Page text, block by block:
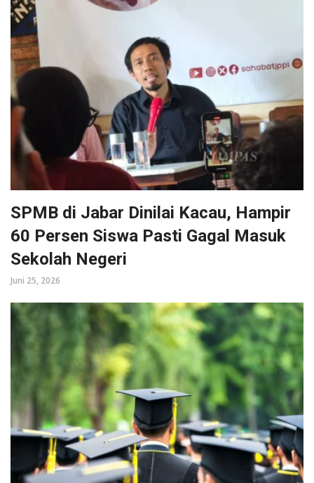
SPMB di Jabar Dinilai Kacau, Hampir
60 Persen Siswa Pasti Gagal Masuk
Sekolah Negeri
Juni 25, 2026